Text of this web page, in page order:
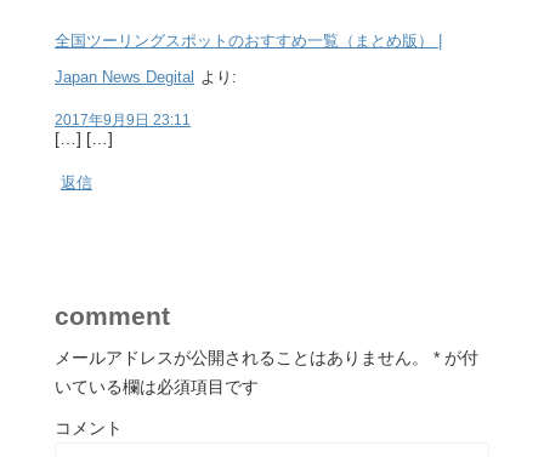
全国ツーリングスポットのおすすめ一覧（まとめ版） |
Japan News Degital より:
2017年9月9日 23:11
[…] […]
返信
comment
メールアドレスが公開されることはありません。 * が付
いている欄は必須項目です
コメント